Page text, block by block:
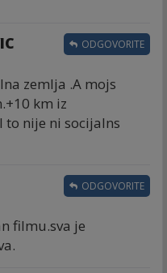
zemlja .A mojs
km iz
to nije ni socijalns
ODGOVORITE
filmu.sva je
ODGOVORITE